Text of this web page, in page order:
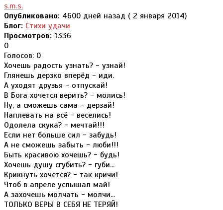
s.m.s.
Опубликовано: 4600 дней назад ( 2 января 2014)
Блог: Стихи удачи
Просмотров: 1336
0
Голосов: 0
Хочешь радость узнать? - узнай!
Глянешь дерзко вперёд - иди.
А уходят друзья - отпускай!
В Бога хочется верить? - молись!
Ну, а сможешь сама - дерзай!
Наплевать на всё - веселись!
Одолела скука? - мечтай!!!
Если нет больше сил - забудь!
А не сможешь забыть - люби!!!
Быть красивою хочешь? - будь!
Хочешь душу сгубить? - губи...
Крикнуть хочется? - так кричи!
Чтоб в апреле услышал май!
А захочешь молчать - молчи...
ТОЛЬКО ВЕРЫ В СЕБЯ НЕ ТЕРЯЙ!